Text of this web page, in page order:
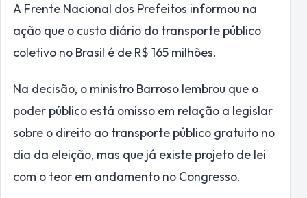
A Frente Nacional dos Prefeitos informou na
ação que o custo diário do transporte público
coletivo no Brasil é de R$ 165 milhões.
Na decisão, o ministro Barroso lembrou que o
poder público está omisso em relação a legislar
sobre o direito ao transporte público gratuito no
dia da eleição, mas que já existe projeto de lei
com o teor em andamento no Congresso.